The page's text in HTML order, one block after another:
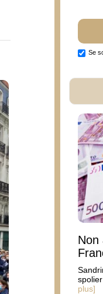
Se
Non
spolier
plus]